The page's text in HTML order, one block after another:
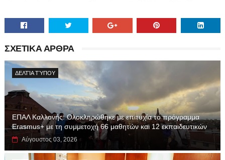
ΣΧΕΤΙΚΑ ΑΡΘΡΑ
ΔΕΛΤΊΑ ΤΎΠΟΥ
ΕΠΑΛ Καλλονής: Ολοκληρώθηκε με επιτυχία το πρόγραμμα
Erasmus+ με τη συμμετοχή 66 μαθητών και 12 εκπαιδευτικών
Αύγουστος 03, 2026